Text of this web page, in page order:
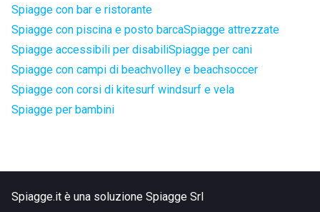
Spiagge con bar e ristorante
Spiagge con piscina e posto barcaSpiagge attrezzate
Spiagge accessibili per disabiliSpiagge per cani
Spiagge con campi di beachvolley e beachsoccer
Spiagge con corsi di kitesurf windsurf e vela
Spiagge per bambini
Spiagge.it è una soluzione Spiagge Srl